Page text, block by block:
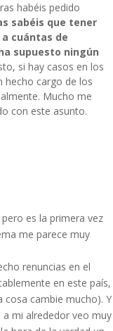
habéis pedido
sabéis que tener
cuántas de
supuesto ningún
si hay casos en los
hecho cargo de los
Mucho me
con este asunto.
es la primera vez
me parece muy
renuncias en el
en este país,
cosa cambie mucho). Y
mi alrededor veo muy